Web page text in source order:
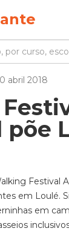
abril 2018
Festival
em Loulé.
em